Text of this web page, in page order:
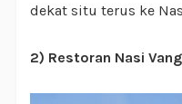
dekat situ terus ke
2) Restoran Nasi